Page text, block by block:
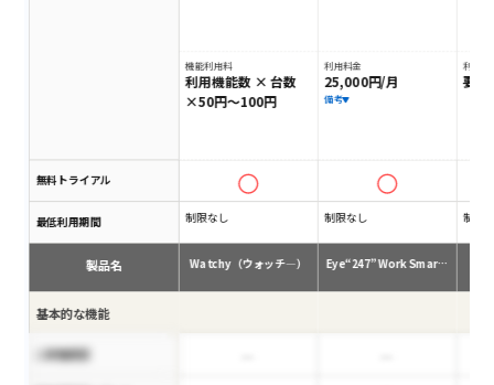
無料トライアル
最低利用期間
製品名
基本的な機能
二段階認証
機能利用料
利用機能数 × 台数
×50円～100円
制限なし
Watchy（ウォッチ―）
利用料金
25,000円/月
備考
制限なし
Eye“247” Work Smar…
利用料
要相
制限